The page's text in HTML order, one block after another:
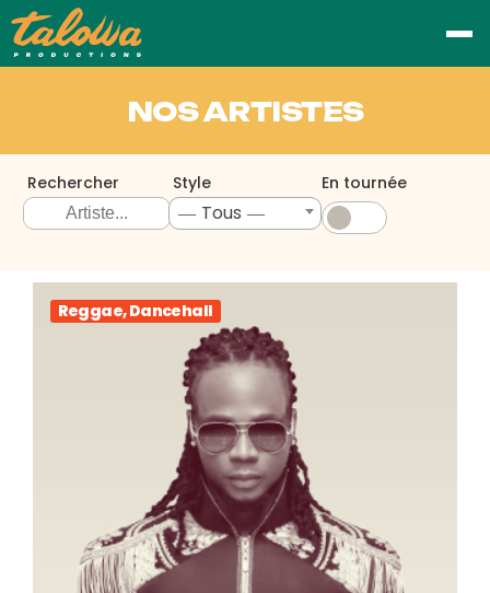
NOS ARTISTES
Rechercher Style
― Tous ―
En tournée
Reggae, Dancehall